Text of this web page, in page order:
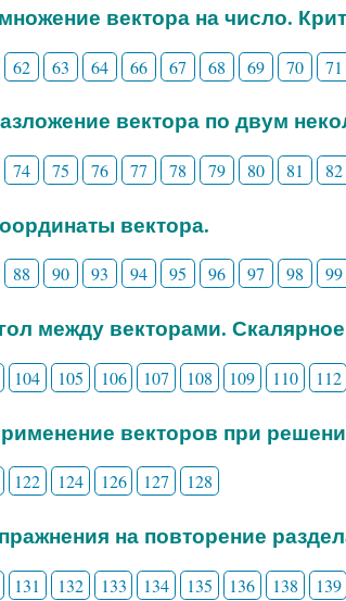
вектора на число.
62 63 64 66 67 68 69 70 71
вектора по двум
74 75 76 77 78 79 80 81 82
вектора.
88 90 93 94 95 96 97 98 99
между векторами.
104 105 106 107 108 109 110 112
векторов при
122 124 126 127 128
на повторение
131 132 133 134 135 136 138 139